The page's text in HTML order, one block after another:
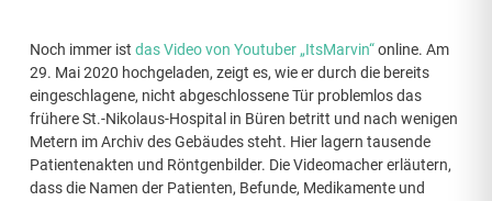
Noch immer istdas Video von Youtuber „ItsMarvin“online. Am
29. Mai 2020 hochgeladen, zeigt es, wie er durch die bereits
eingeschlagene, nicht abgeschlossene Tür problemlos das
frühere St.-Nikolaus-Hospital in Büren betritt und nach wenigen
Metern im Archiv des Gebäudes steht. Hier lagern tausende
Patientenakten und Röntgenbilder. Die Videomacher erläutern,
dass die Namen der Patienten, Befunde, Medikamente und